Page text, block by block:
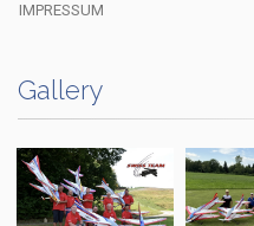
IMPRESSUM
Gallery